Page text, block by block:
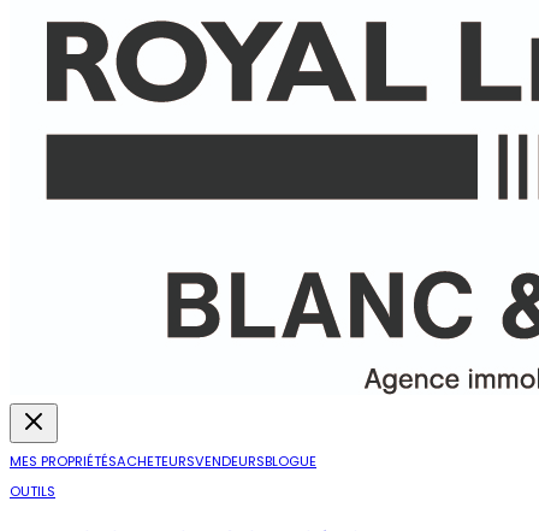
MES PROPRIÉTÉSACHETEURSVENDEURSBLOGUE
OUTILS